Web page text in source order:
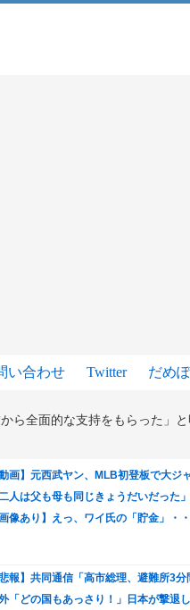
い合わせ Twitter だめ
ら全面的な支持をもらった